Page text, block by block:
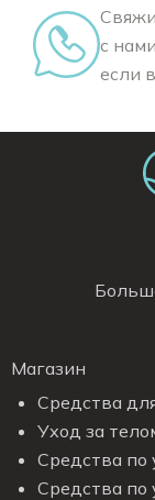
с нами
если
Магазин
Средства
Уход за
Средства по
Средства по